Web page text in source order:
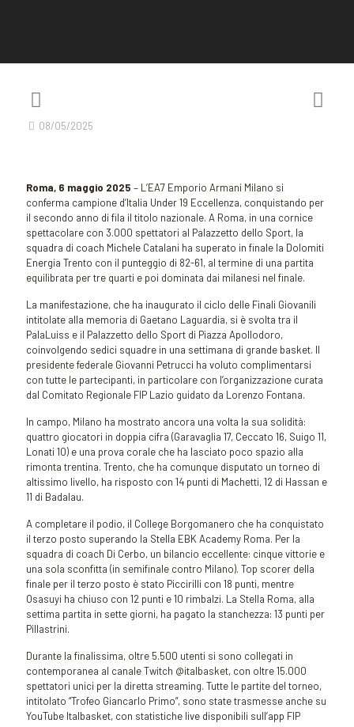
08/05/2025
Roma, 6 maggio 2025 – L’EA7 Emporio Armani Milano si
conferma campione d’Italia Under 19 Eccellenza, conquistando per
il secondo anno di fila il titolo nazionale. A Roma, in una cornice
spettacolare con 3.000 spettatori al Palazzetto dello Sport, la
squadra di coach Michele Catalani ha superato in finale la Dolomiti
Energia Trento con il punteggio di 82-61, al termine di una partita
equilibrata per tre quarti e poi dominata dai milanesi nel finale.
La manifestazione, che ha inaugurato il ciclo delle Finali Giovanili
intitolate alla memoria di Gaetano Laguardia, si è svolta tra il
PalaLuiss e il Palazzetto dello Sport di Piazza Apollodoro,
coinvolgendo sedici squadre in una settimana di grande basket. Il
presidente federale Giovanni Petrucci ha voluto complimentarsi
con tutte le partecipanti, in particolare con l’organizzazione curata
dal Comitato Regionale FIP Lazio guidato da Lorenzo Fontana.
In campo, Milano ha mostrato ancora una volta la sua solidità:
quattro giocatori in doppia cifra (Garavaglia 17, Ceccato 16, Suigo 11,
Lonati 10) e una prova corale che ha lasciato poco spazio alla
rimonta trentina. Trento, che ha comunque disputato un torneo di
altissimo livello, ha risposto con 14 punti di Machetti, 12 di Hassan e
11 di Badalau.
A completare il podio, il College Borgomanero che ha conquistato
il terzo posto superando la Stella EBK Academy Roma. Per la
squadra di coach Di Cerbo, un bilancio eccellente: cinque vittorie e
una sola sconfitta (in semifinale contro Milano). Top scorer della
finale per il terzo posto è stato Piccirilli con 18 punti, mentre
Osasuyi ha chiuso con 12 punti e 10 rimbalzi. La Stella Roma, alla
settima partita in sette giorni, ha pagato la stanchezza: 13 punti per
Pillastrini.
Durante la finalissima, oltre 5.500 utenti si sono collegati in
contemporanea al canale Twitch @italbasket, con oltre 15.000
spettatori unici per la diretta streaming. Tutte le partite del torneo,
intitolato “Trofeo Giancarlo Primo”, sono state trasmesse anche su
YouTube Italbasket, con statistiche live disponibili sull’app FIP